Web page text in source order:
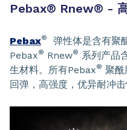
Pebax® Rnew® -
Pebax®
弹性体是含有聚
Pebax® Rnew® 系列产品
生材料。所有Pebax® 聚酰
回弹，高强度，优异耐冲